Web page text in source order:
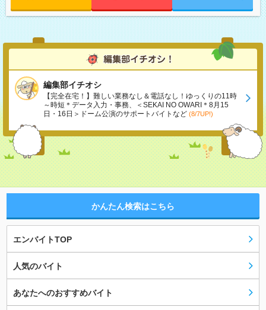
編集部イチオシ
【完全在宅！】難しい業務なし＆電話なし！ゆっくりの11時
～時短＊データ入力・事務、＜SEKAI NO OWARI＊8月15
日・16日＞ドーム公演のサポートバイトなど (8/7UP!)
かんたん検索はこちら
エンバイトTOP
人気のバイト
あなたへのおすすめバイト